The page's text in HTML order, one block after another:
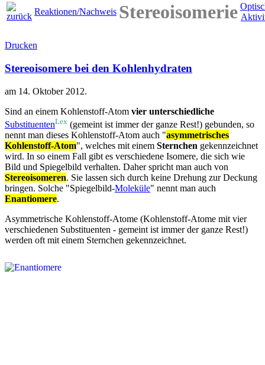
Reaktionen/Nachweis Stereoisomerie
Drucken
Stereoisomere bei den Kohlenhydraten
am 14. Oktober 2012.
Sind an einem Kohlenstoff-Atom vier unterschiedliche
SubstituentenLex (gemeint ist immer der ganze Rest!) gebunden, so
nennt man dieses Kohlenstoff-Atom auch "asymmetrisches
Kohlenstoff-Atom", welches mit einem Sternchen gekennzeichnet
wird. In so einem Fall gibt es verschiedene Isomere, die sich wie
Bild und Spiegelbild verhalten. Daher spricht man auch von
Stereoisomeren. Sie lassen sich durch keine Drehung zur Deckung
bringen. Solche "Spiegelbild-Moleküle" nennt man auch
Enantiomere.
Asymmetrische Kohlenstoff-Atome (Kohlenstoff-Atome mit vier
verschiedenen Substituenten - gemeint ist immer der ganze Rest!)
werden oft mit einem Sternchen gekennzeichnet.